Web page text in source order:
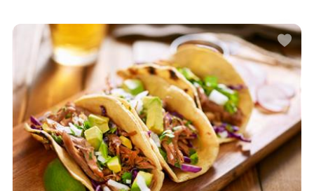
Ovo je jelo koje, kao istinski ljubitelj mesa,
morate probati. Pozovite društvo, ohladite pivo i
pripremite roštilj.